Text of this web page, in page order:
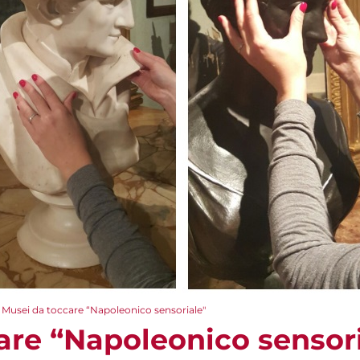
Musei da toccare “Napoleonico sensoriale"
“Napoleonico